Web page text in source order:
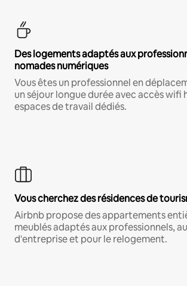
Des logements adaptés aux
nomades numériques
Vous êtes un professionnel en
un séjour longue durée avec accès wifi
espaces de travail dédiés.
Vous cherchez des résidences de
Airbnb propose des appartements
meublés adaptés aux professionnels,
d'entreprise et pour le relogement.